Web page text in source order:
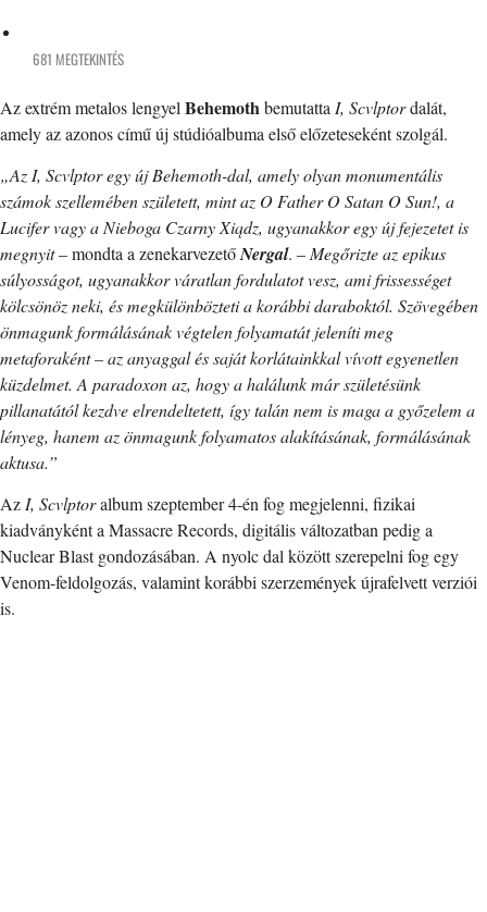
681 MEGTEKINTÉS
Az extrém metalos lengyel Behemothbemutatta I, Scvlptordalát,
amely az azonos című új stúdióalbuma első előzeteseként szolgál.
„Az I, Scvlptor egy új Behemoth-dal, amely olyan monumentális
számok szellemében született, mint az O Father O Satan O Sun!, a
Lucifer vagy a Nieboga Czarny Xiądz, ugyanakkor egy új fejezetet is
megnyit– mondta a zenekarvezetőNergal. – Megőrizte az epikus
súlyosságot, ugyanakkor váratlan fordulatot vesz, ami frissességet
kölcsönöz neki, és megkülönbözteti a korábbi daraboktól. Szövegében
önmagunk formálásának végtelen folyamatát jeleníti meg
metaforaként – az anyaggal és saját korlátainkkal vívott egyenetlen
küzdelmet. A paradoxon az, hogy a halálunk már születésünk
pillanatától kezdve elrendeltetett, így talán nem is maga a győzelem a
lényeg, hanem az önmagunk folyamatos alakításának, formálásának
aktusa.”
Az I, Scvlptoralbum szeptember 4-én fog megjelenni, fizikai
kiadványként a Massacre Records, digitális változatban pedig a
Nuclear Blast gondozásában. A nyolc dal között szerepelni fog egy
Venom-feldolgozás, valamint korábbi szerzemények újrafelvett verziói
is.